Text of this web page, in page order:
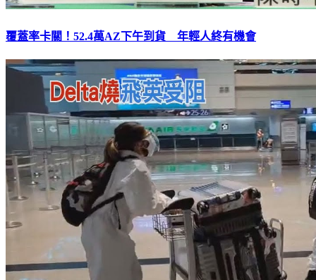
覆蓋率卡關！52.4萬AZ下午到貨 年輕人終有機會